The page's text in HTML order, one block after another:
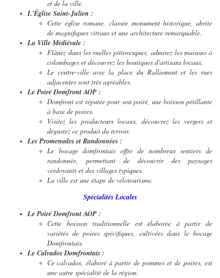
et de la ville.
L'Église Saint-Julien :
Cette église romane, classée monument historique, abrite
de magnifiques vitraux et une architecture remarquable.
La Ville Médiévale :
Flânez dans les ruelles pittoresques, admirez les maisons à
colombages et découvrez les boutiques d'artisans locaux.
Le centre-ville avec la place du Ralliement et les rues
adjacentes sont très agréables.
Le Poiré Domfront AOP :
Domfront est réputée pour son poiré, une boisson pétillante
à base de poires.
Visitez les producteurs locaux, découvrez les vergers et
dégustez ce produit du terroir.
Les Promenades et Randonnées :
Le bocage domfrontais offre de nombreux sentiers de
randonnée, permettant de découvrir des paysages
verdoyants et des villages typiques.
La ville est une étape de vélotourisme.
Spécialités Locales
Le Poiré Domfront AOP :
Cette boisson traditionnelle est élaborée à partir de
variétés de poires spécifiques, cultivées dans le bocage
Domfrontais.
Le Calvados Domfrontais :
Ce calvados, élaboré à partir de pommes et de poires, est
une autre spécialité de la région.